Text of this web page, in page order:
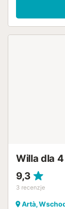
Willa dla
9,3
3 recenzje
Artà,